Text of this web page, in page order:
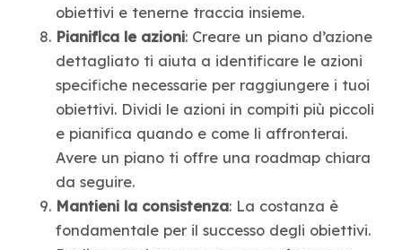
obiettivi e tenerne traccia insieme.
Pianifica le azioni: Creare un piano d’azione
dettagliato ti aiuta a identificare le azioni
specifiche necessarie per raggiungere i tuoi
obiettivi. Dividi le azioni in compiti più piccoli
e pianifica quando e come li affronterai.
Avere un piano ti offre una roadmap chiara
da seguire.
Mantieni la consistenza: La costanza è
fondamentale per il successo degli obiettivi.